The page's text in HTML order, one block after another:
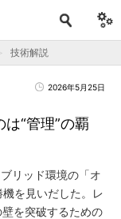
技術解説
2026年5月25日
“管理”の覇
リッド環境の「オ
を見いだした。レ
を突破するための